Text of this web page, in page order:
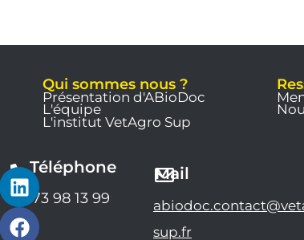
Téléphone
04 73 98 13 99
Mail
sup.fr
L
i
n
F
a
c
Y
o
u
Qui sommes nous ?
Présentation d'ABioDoc
L'équipe
L'institut VetAgro Sup